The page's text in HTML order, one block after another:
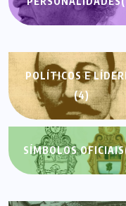
POLÍTICOS E
(4)
SÍMBOLOS OFICIAIS